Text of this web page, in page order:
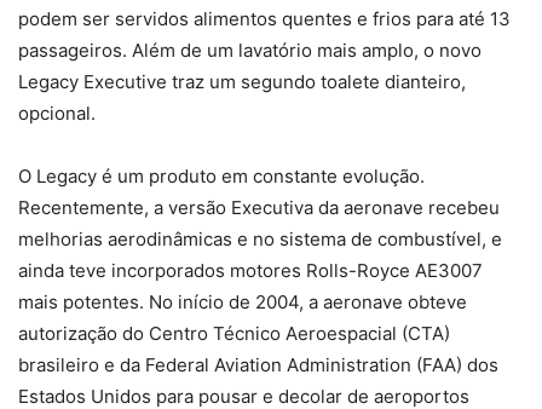
podem ser servidos alimentos quentes e frios para até 13
passageiros. Além de um lavatório mais amplo, o novo
Legacy Executive traz um segundo toalete dianteiro,
opcional.
O Legacy é um produto em constante evolução.
Recentemente, a versão Executiva da aeronave recebeu
melhorias aerodinâmicas e no sistema de combustível, e
ainda teve incorporados motores Rolls-Royce AE3007
mais potentes. No início de 2004, a aeronave obteve
autorização do Centro Técnico Aeroespacial (CTA)
brasileiro e da Federal Aviation Administration (FAA) dos
Estados Unidos para pousar e decolar de aeroportos